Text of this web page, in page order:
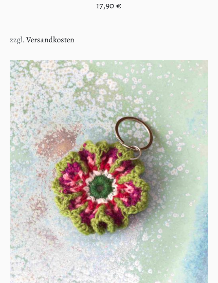
17,90 €
zzgl.Versandkosten
IN DEN WARENKORB
/
DETAILS